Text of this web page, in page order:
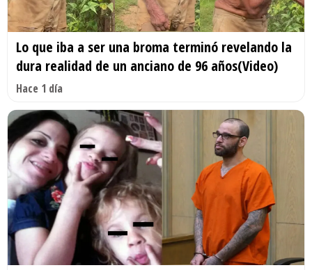
Lo que iba a ser una broma terminó revelando la
dura realidad de un anciano de 96 años(Video)
Hace 1 día